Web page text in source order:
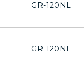
GR-120NL
GR-120NL